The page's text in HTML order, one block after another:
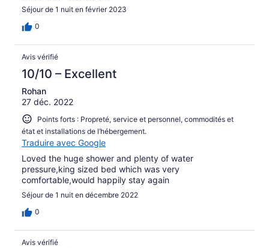
Séjour de 1 nuit en février 2023
0
Avis vérifié
10/10 – Excellent
Rohan
27 déc. 2022
Points forts : Propreté, service et personnel, commodités et
état et installations de l’hébergement.
Traduire avec Google
Loved the huge shower and plenty of water
pressure,king sized bed which was very
comfortable,would happily stay again
Séjour de 1 nuit en décembre 2022
0
Avis vérifié